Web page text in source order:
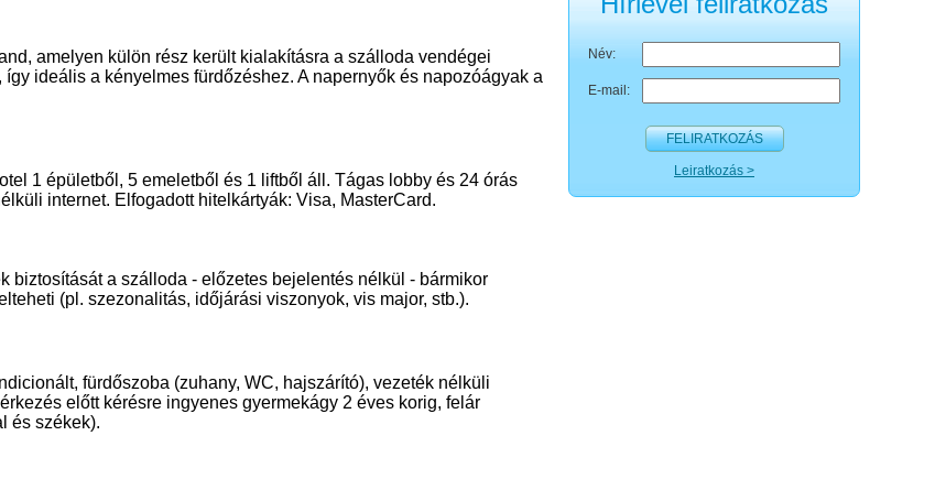
amelyen külön rész került kialakításra a szálloda vendégei
ideális a kényelmes fürdőzéshez. A napernyők és napozóágyak a
1 épületből, 5 emeletből és 1 liftből áll. Tágas lobby és 24 órás
internet. Elfogadott hitelkártyák: Visa, MasterCard.
a szálloda - előzetes bejelentés nélkül - bármikor
(pl. szezonalitás, időjárási viszonyok, vis major, stb.).
fürdőszoba (zuhany, WC, hajszárító), vezeték nélküli
előtt kérésre ingyenes gyermekágy 2 éves korig, felár
és székek).
Név:
E-mail:
FELIRATKOZÁS
Leiratkozás >